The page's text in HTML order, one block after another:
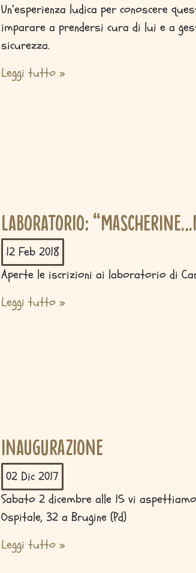
Un’esperienza ludica per conoscere
imparare a prendersi cura di lui e a
sicurezza.
Leggi tutto »
Laboratorio:
12 Feb 2018
Aperte le iscrizioni ai laboratorio di
Leggi tutto »
Inaugurazione
02 Dic 2017
Sabato 2 dicembre alle 15 vi
Ospitale, 32 a Brugine (Pd)
Leggi tutto »